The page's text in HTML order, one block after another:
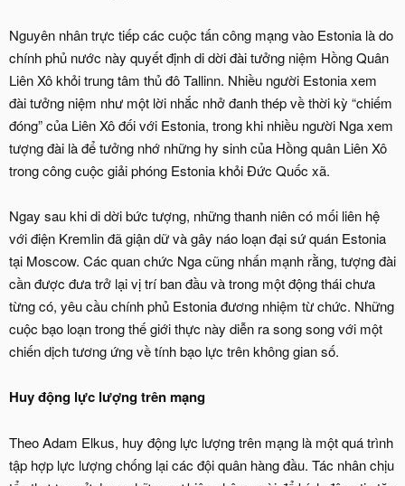
Nguyên nhân trực tiếp các cuộc tấn công mạng vào Estonia là do
chính phủ nước này quyết định di dời đài tưởng niệm Hồng Quân
Liên Xô khỏi trung tâm thủ đô Tallinn. Nhiều người Estonia xem
đài tưởng niệm như một lời nhắc nhở đanh thép về thời kỳ “chiếm
đóng” của Liên Xô đối với Estonia, trong khi nhiều người Nga xem
tượng đài là để tưởng nhớ những hy sinh của Hồng quân Liên Xô
trong công cuộc giải phóng Estonia khỏi Đức Quốc xã.
Ngay sau khi di dời bức tượng, những thanh niên có mối liên hệ
với điện Kremlin đã giận dữ và gây náo loạn đại sứ quán Estonia
tại Moscow. Các quan chức Nga cũng nhấn mạnh rằng, tượng đài
cần được đưa trở lại vị trí ban đầu và trong một động thái chưa
từng có, yêu cầu chính phủ Estonia đương nhiệm từ chức. Những
cuộc bạo loạn trong thế giới thực này diễn ra song song với một
chiến dịch tương ứng về tính bạo lực trên không gian số.
Huy động lực lượng trên mạng
Theo Adam Elkus, huy động lực lượng trên mạng là một quá trình
tập hợp lực lượng chống lại các đội quân hàng đầu. Tác nhân chịu